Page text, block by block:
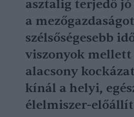
asztalig terjedő
a
szélsőségesebb
viszonyok mellett
alacsony
kínál a helyi,
élelmiszer-